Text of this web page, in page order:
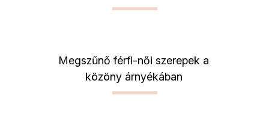
Megszűnő férfi-női szerepek a
közöny árnyékában